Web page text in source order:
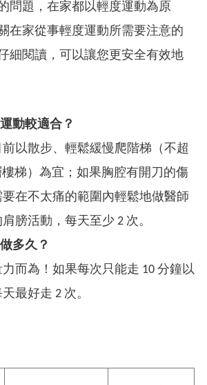
問題，在家都以輕度運動為原
在家從事輕度運動所需要注意的
細閱讀，可以讓您更安全有效地
動較適合？
以散步、輕鬆緩慢爬階梯（不超
樓梯）為宜；如果胸腔有開刀的傷
要在不太痛的範圍內輕鬆地做醫師
膀活動，每天至少 2 次。
多久？
而為！如果每次只能走 10 分鐘以
天最好走 2 次。